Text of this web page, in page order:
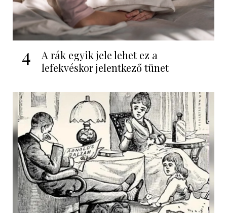
4
A rák egyik jele lehet ez a
lefekvéskor jelentkező tünet